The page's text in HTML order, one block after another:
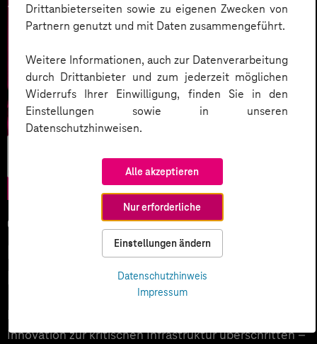
Drittanbieterseiten sowie zu eigenen Zwecken von
Partnern genutzt und mit Daten zusammengeführt.
Weitere Informationen, auch zur Datenverarbeitung
durch Drittanbieter und zum jederzeit möglichen
Widerrufs Ihrer Einwilligung, finden Sie in den
Einstellungen sowie in unseren
Datenschutzhinweisen.
Alle akzeptieren
Nur erforderliche
Einstellungen ändern
Datenschutzhinweis
Impressum
05.02.2026
KI-Wettlauf 2026: Innovationen,
Investitionen und Machtfragen
Künstliche Intelligenz hat die Schwelle von der
Innovation zur kritischen Infrastruktur überschritten –